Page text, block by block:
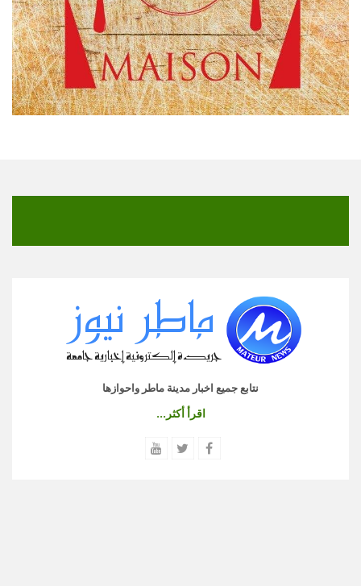
نتابع جميع اخبار مدينة ماطر واحوازها
اقرأ أكثر...